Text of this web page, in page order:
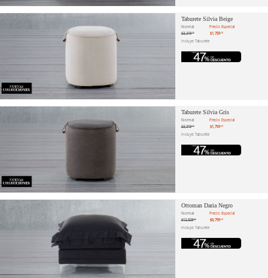
Taburete Silvia Beige
Normal
$3,319.25
Precio Especial
$1,759.20
Incluye: Taburete
Taburete Silvia Gris
Normal
$3,319.25
Precio Especial
$1,759.20
Incluye: Taburete
Ottoman Daria Negro
Normal
$12,828 .68
Precio Especial
$6,799.20
Incluye: Taburete